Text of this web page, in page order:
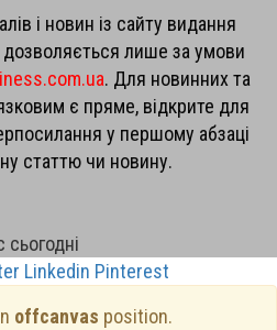
і новин із сайту видання
дозволяється лише за умови
. Для новинних та
є пряме, відкрите для
у першому абзаці
статтю чи новину.
Linkedin Pinterest
offcanvas position.